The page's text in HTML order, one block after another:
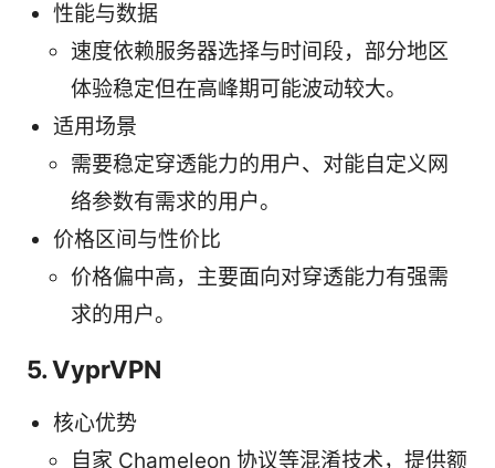
性能与数据
速度依赖服务器选择与时间段，部分地区
体验稳定但在高峰期可能波动较大。
适用场景
需要稳定穿透能力的用户、对能自定义网
络参数有需求的用户。
价格区间与性价比
价格偏中高，主要面向对穿透能力有强需
求的用户。
5. VyprVPN
核心优势
自家 Chameleon 协议等混淆技术，提供额